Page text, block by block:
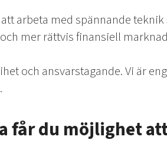
arbeta med spännande
mer rättvis finansiell
och ansvarstagande. Vi är
får du möjlighet